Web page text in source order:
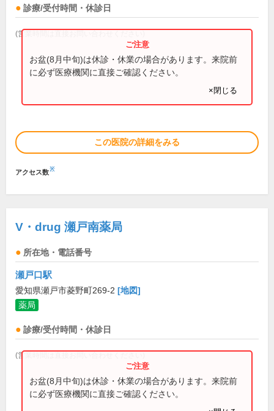
診療/受付時間・休診日
(営業時間は直接お問い合わせください)
お盆(8月中旬)は休診・休業の場合があります。来院前
に必ず医療機関に直接ご確認ください。
×閉じる
この医院の詳細をみる
アクセス数※
V・drug 瀬戸南薬局
所在地・電話番号
瀬戸口駅
愛知県瀬戸市菱野町269-2 [地図]
薬局
診療/受付時間・休診日
(営業時間は直接お問い合わせください)
お盆(8月中旬)は休診・休業の場合があります。来院前
に必ず医療機関に直接ご確認ください。